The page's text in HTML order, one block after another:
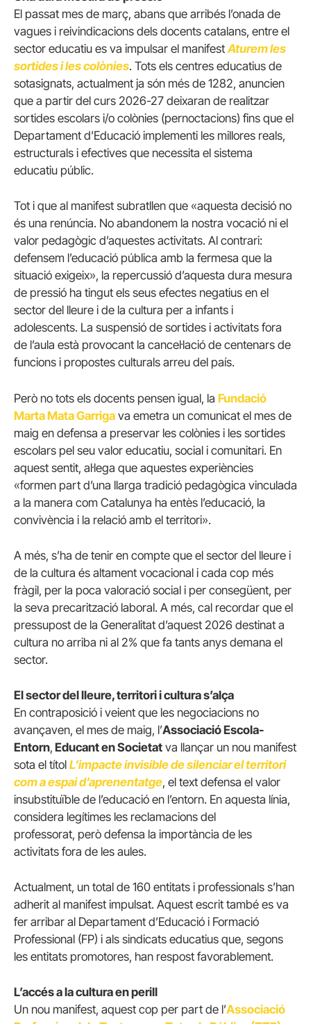
El passat mes de març, abans que arribés l’onada de
vagues i reivindicacions dels docents catalans, entre el
sector educatiu es va impulsar el manifestAturem les
sortides i les colònies. Tots els centres educatius de
sotasignats, actualment ja són més de 1282, anuncien
que a partir del curs 2026-27 deixaran de realitzar
sortides escolars i/o colònies (pernoctacions) fins que el
Departament d’Educació implementi les millores reals,
estructurals i efectives que necessita el sistema
educatiu públic.
Tot i que al manifest subratllen que «aquesta decisió no
és una renúncia. No abandonem la nostra vocació ni el
valor pedagògic d’aquestes activitats. Al contrari:
defensem l’educació pública amb la fermesa que la
situació exigeix», la repercussió d’aquesta dura mesura
de pressió ha tingut els seus efectes negatius en el
sector del lleure i de la cultura per a infants i
adolescents. La suspensió de sortides i activitats fora
de l’aula està provocant la cancel·lació de centenars de
funcions i propostes culturals arreu del país.
Però no tots els docents pensen igual, la Fundació
Marta Mata Garriga va emetra un comunicat el mes de
maig en defensa a preservar les colònies i les sortides
escolars pel seu valor educatiu, social i comunitari. En
aquest sentit, al·lega que aquestes experiències
«formen part d’una llarga tradició pedagògica vinculada
a la manera com Catalunya ha entès l’educació, la
convivència i la relació amb el territori».
A més, s’ha de tenir en compte que el sector del lleure i
de la cultura és altament vocacional i cada cop més
fràgil, per la poca valoració social i per consegüent, per
la seva precarització laboral. A més, cal recordar que el
pressupost de la Generalitat d’aquest 2026 destinat a
cultura no arriba ni al 2% que fa tants anys demana el
sector.
El sector del lleure, territori i cultura s’alça
En contraposició i veient que les negociacions no
avançaven, el mes de maig, l’Associació Escola-
Entorn, Educant en Societat va llançar un nou manifest
sota el títol L’impacte invisible de silenciar el territori
com a espai d’aprenentatge, el text defensa el valor
insubstituïble de l’educació en l’entorn. En aquesta línia,
considera legítimes les reclamacions del
professorat, però defensa la importància de les
activitats fora de les aules.
Actualment, un total de 160 entitats i professionals s’han
adherit al manifest impulsat. Aquest escrit també es va
fer arribar al Departament d’Educació i Formació
Professional (FP) i als sindicats educatius que, segons
les entitats promotores, han respost favorablement.
L’accés a la cultura en perill
Un nou manifest, aquest cop per part de l’Associació